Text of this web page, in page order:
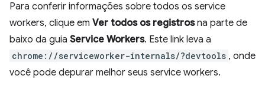
Para conferir informações sobre todos os service
workers, clique em Ver todos os registrosna parte de
baixo da guia Service Workers. Este link leva a
chrome://serviceworker-internals/?devtools , onde
você pode depurar melhor seus service workers.